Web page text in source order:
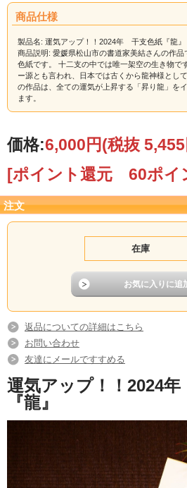
から龍神様として崇拝されて
こちらの作品は、全ての運気
龍」をイメージしたデザイン
新年から干支を飾ると縁起が
す。
かがでしょうか。
させていただきます。
年末特別価格にてご提供させ
で、この機会にぜひ、デジタ
手書きの温もりを感じていた
商品仕様
製品名: 運気アップ！！2024年 干支色紙『龍』
商品説明: 愛媛県松山市の書道家美結さんの作
色紙です。 十二支の中では唯一架空の生き物で
ー源とも言われ、日本では古くから龍神様とし
の作品は、全ての運気が上昇する「昇り龍」を
ます。
価格:6,000円(税抜
[ポイント還元 60ポイ
注文
在庫
返品についての詳細はこちら
お問い合わせ
友達にメールですすめる
運気アップ！！2024
『龍』